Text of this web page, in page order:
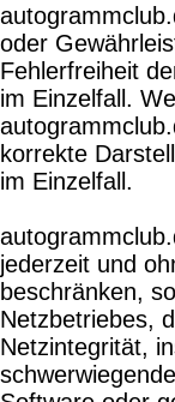
oder
Fehlerfreiheit
im Einzelfall.
korrekte
im Einzelfall.
jederzeit und
beschränken,
Netzbetriebes,
Netzintegrität,